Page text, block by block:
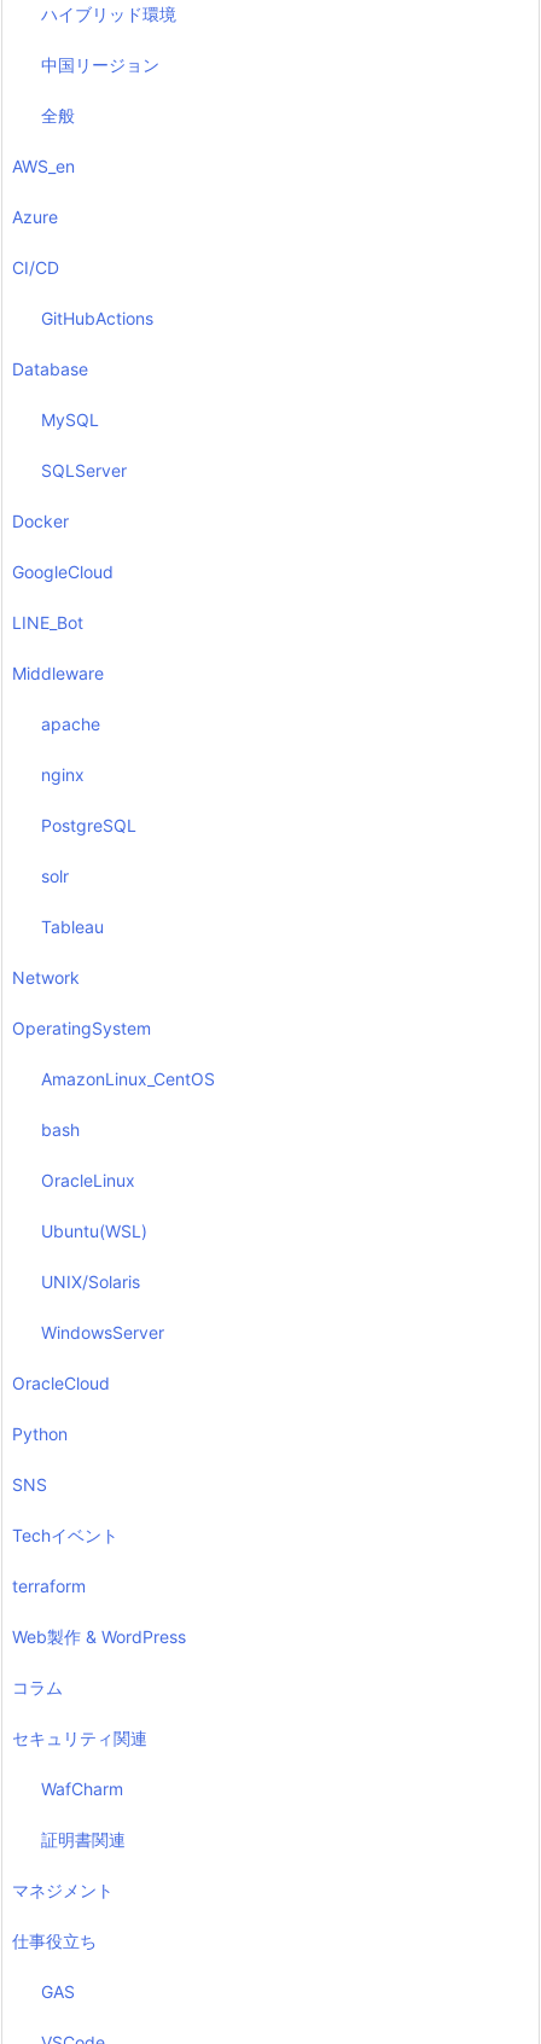
ハイブリッド環境
中国リージョン
全般
AWS_en
Azure
CI/CD
GitHubActions
Database
MySQL
SQLServer
Docker
GoogleCloud
LINE_Bot
Middleware
apache
nginx
PostgreSQL
solr
Tableau
Network
OperatingSystem
AmazonLinux_CentOS
bash
OracleLinux
Ubuntu(WSL)
UNIX/Solaris
WindowsServer
OracleCloud
Python
SNS
Techイベント
terraform
Web製作 & WordPress
コラム
セキュリティ関連
WafCharm
証明書関連
マネジメント
仕事役立ち
GAS